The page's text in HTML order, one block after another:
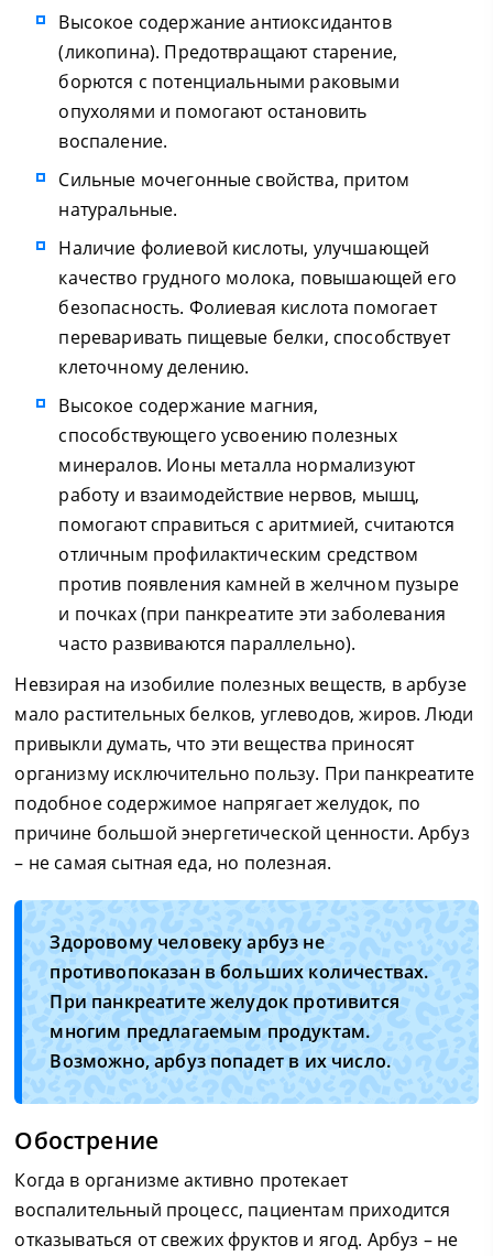
Высокое содержание антиоксидантов
(ликопина). Предотвращают старение,
борются с потенциальными раковыми
опухолями и помогают остановить
воспаление.
Сильные мочегонные свойства, притом
натуральные.
Наличие фолиевой кислоты, улучшающей
качество грудного молока, повышающей его
безопасность. Фолиевая кислота помогает
переваривать пищевые белки, способствует
клеточному делению.
Высокое содержание магния,
способствующего усвоению полезных
минералов. Ионы металла нормализуют
работу и взаимодействие нервов, мышц,
помогают справиться с аритмией, считаются
отличным профилактическим средством
против появления камней в желчном пузыре
и почках (при панкреатите эти заболевания
часто развиваются параллельно).
Невзирая на изобилие полезных веществ, в арбузе
мало растительных белков, углеводов, жиров. Люди
привыкли думать, что эти вещества приносят
организму исключительно пользу. При панкреатите
подобное содержимое напрягает желудок, по
причине большой энергетической ценности. Арбуз
– не самая сытная еда, но полезная.
Здоровому человеку арбуз не
противопоказан в больших количествах.
При панкреатите желудок противится
многим предлагаемым продуктам.
Возможно, арбуз попадет в их число.
Обострение
Когда в организме активно протекает
воспалительный процесс, пациентам приходится
отказываться от свежих фруктов и ягод. Арбуз – не